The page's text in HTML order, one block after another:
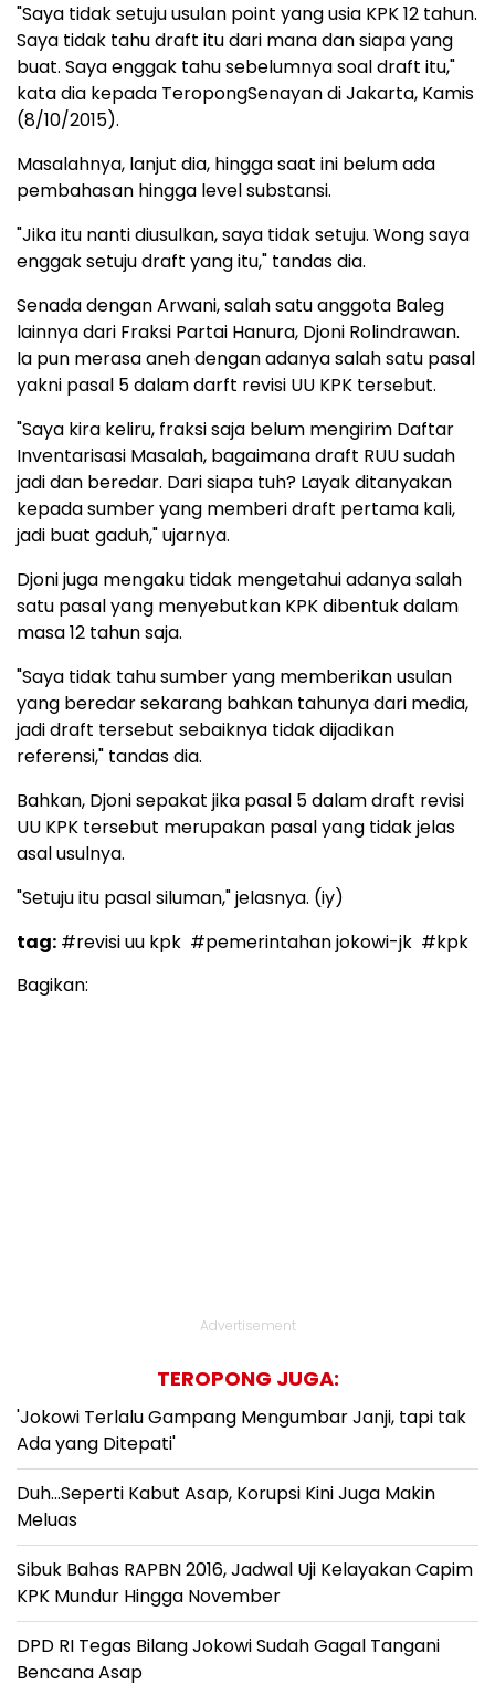
"Saya tidak setuju usulan point yang usia KPK 12 tahun.
Saya tidak tahu draft itu dari mana dan siapa yang
buat. Saya enggak tahu sebelumnya soal draft itu,"
kata dia kepada TeropongSenayan di Jakarta, Kamis
(8/10/2015).
Masalahnya, lanjut dia, hingga saat ini belum ada
pembahasan hingga level substansi.
"Jika itu nanti diusulkan, saya tidak setuju. Wong saya
enggak setuju draft yang itu," tandas dia.
Senada dengan Arwani, salah satu anggota Baleg
lainnya dari Fraksi Partai Hanura, Djoni Rolindrawan.
Ia pun merasa aneh dengan adanya salah satu pasal
yakni pasal 5 dalam darft revisi UU KPK tersebut.
"Saya kira keliru, fraksi saja belum mengirim Daftar
Inventarisasi Masalah, bagaimana draft RUU sudah
jadi dan beredar. Dari siapa tuh? Layak ditanyakan
kepada sumber yang memberi draft pertama kali,
jadi buat gaduh," ujarnya.
Djoni juga mengaku tidak mengetahui adanya salah
satu pasal yang menyebutkan KPK dibentuk dalam
masa 12 tahun saja.
"Saya tidak tahu sumber yang memberikan usulan
yang beredar sekarang bahkan tahunya dari media,
jadi draft tersebut sebaiknya tidak dijadikan
referensi," tandas dia.
Bahkan, Djoni sepakat jika pasal 5 dalam draft revisi
UU KPK tersebut merupakan pasal yang tidak jelas
asal usulnya.
"Setuju itu pasal siluman," jelasnya. (iy)
tag: #revisi uu kpk #pemerintahan jokowi-jk #kpk
Bagikan:
Advertisement
TEROPONG JUGA:
'Jokowi Terlalu Gampang Mengumbar Janji, tapi tak
Ada yang Ditepati'
Duh...Seperti Kabut Asap, Korupsi Kini Juga Makin
Meluas
Sibuk Bahas RAPBN 2016, Jadwal Uji Kelayakan Capim
KPK Mundur Hingga November
DPD RI Tegas Bilang Jokowi Sudah Gagal Tangani
Bencana Asap